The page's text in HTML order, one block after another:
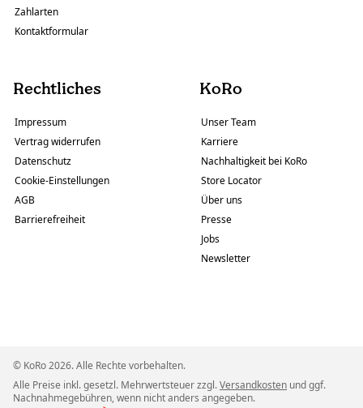
Zahlarten
Kontaktformular
Rechtliches
Impressum
Vertrag widerrufen
Datenschutz
Cookie-Einstellungen
AGB
Barrierefreiheit
KoRo
Unser Team
Karriere
Nachhaltigkeit bei KoRo
Store Locator
Über uns
Presse
Jobs
Newsletter
© KoRo 2026. Alle Rechte vorbehalten.
Alle Preise inkl. gesetzl. Mehrwertsteuer zzgl.Versandkosten und ggf.
Nachnahmegebühren, wenn nicht anders angegeben.